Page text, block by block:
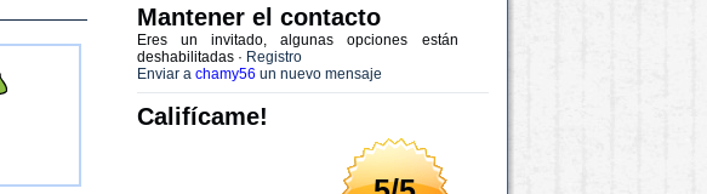
Mantener el contacto
Eres un invitado, algunas opciones están
deshabilitadas · Registro
Enviar a chamy56 un nuevo mensaje
Califícame!